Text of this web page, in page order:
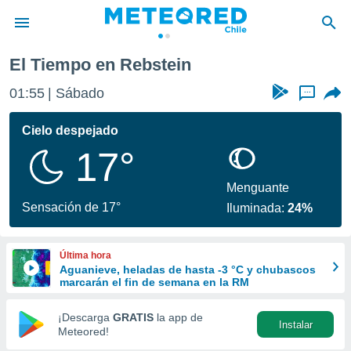
de
por
se
calidad.
a este
las
y
forma
digital
basada
El Tiempo en Rebstein
01:55 Sábado ...
Cielo despejado
17°
Sensación de 17°
Menguante
Iluminada:24%
Última hora
Aguanieve, heladas de hasta -3 °C y chubascos
marcarán el fin de semana en la RM
¡Descarga GRATIS la app de
Meteored!
Instalar